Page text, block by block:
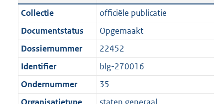
c
t
i
e
n
t
:
1
,
M
n
d
s
r
o
t
a
n
d
g
r
o
Collectie
officiële publicatie
Documentstatus
Opgemaakt
Dossiernummer
22452
Identifier
blg-270016
Ondernummer
35